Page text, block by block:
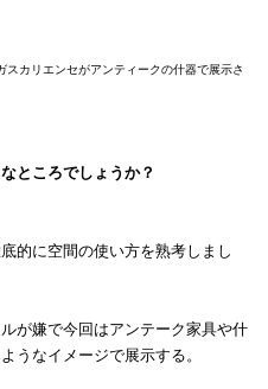
カリエンセがアンティークの什器で展示さ
ところでしょうか？
的に空間の使い方を熟考しまし
が嫌で今回はアンテーク家具や什
うなイメージで展示する。